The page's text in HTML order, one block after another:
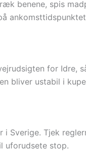
benene, spis
for Idre,
bliver ustabil i
Tjek
uforudsete stop.